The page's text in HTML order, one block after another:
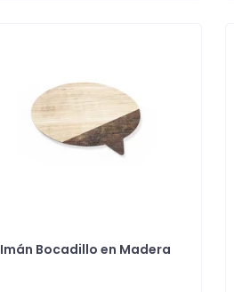
Imán Bocadillo en Madera